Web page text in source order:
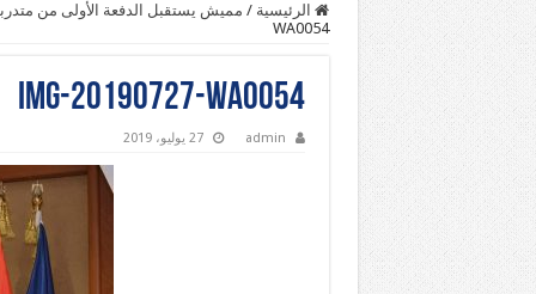
الرئيسية / مميش يستقبل الدفعة الأولى من
WA0054
IMG-20190727-WA0054
admin 27 يوليو، 2019